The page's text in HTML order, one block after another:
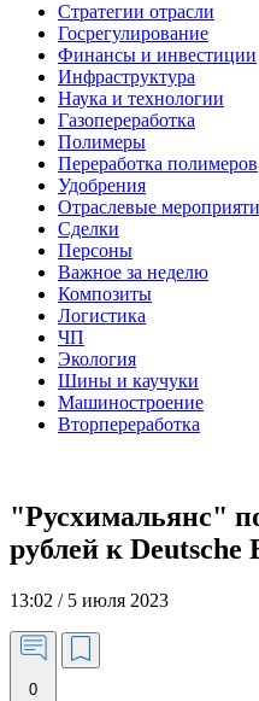
Стратегии отрасли
Госрегулирование
Финансы и инвестиции
Инфраструктура
Наука и технологии
Газопереработка
Полимеры
Переработка полимеров
Удобрения
Отраслевые
Сделки
Персоны
Важное за неделю
Композиты
Логистика
ЧП
Экология
Шины и каучуки
Машиностроение
Вторпереработка
"Русхимальянс"
рублей к
13:02 / 5 июля 2023
0